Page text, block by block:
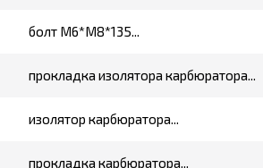
болт М6*М8*135...
прокладка изолятора карбюратора...
изолятор карбюратора...
прокладка карбюратора...